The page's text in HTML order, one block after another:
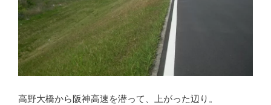
高野大橋から阪神高速を潜って、上がった辺り。